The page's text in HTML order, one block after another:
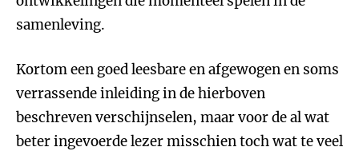
samenleving.
Kortom een goed leesbare en afgewogen en soms
verrassende inleiding in de hierboven
beschreven verschijnselen, maar voor de al wat
beter ingevoerde lezer misschien toch wat te veel